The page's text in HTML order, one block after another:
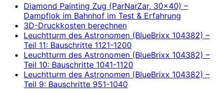
Diamond Painting Zug (ParNarZar, 30×40) –
Dampflok im Bahnhof im Test & Erfahrung
3D-Druckkosten berechnen
Leuchtturm des Astronomen (BlueBrixx 104382) –
Teil 11: Bauschritte 1121-1200
Leuchtturm des Astronomen (BlueBrixx 104382) –
Teil 10: Bauschritte 1041-1120
Leuchtturm des Astronomen (BlueBrixx 104382) –
Teil 9: Bauschritte 951-1040